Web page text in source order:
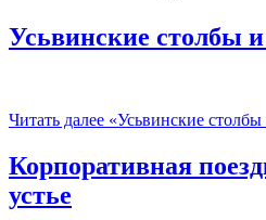
Усьвинские столбы
Читать далее «Усьвинские
Корпоративная
устье